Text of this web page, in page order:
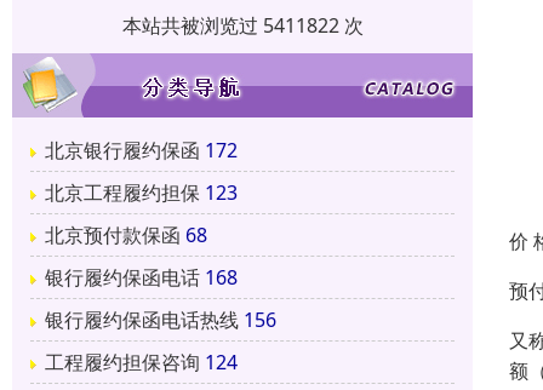
本站共被浏览过 5411822 次
北京银行履约保函 172
北京工程履约担保 123
北京预付款保函 68
银行履约保函电话 168
银行履约保函电话热线 156
工程履约担保咨询 124
价
预
又
额